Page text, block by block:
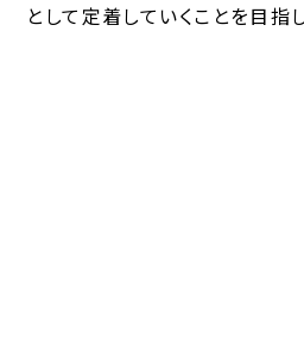
として定着していくことを目指